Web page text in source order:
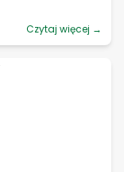
Czytaj więcej →